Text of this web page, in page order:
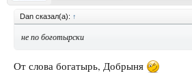
Dan сказал(а): ↑
не по боготырски
От слова богатырь, Добрыня